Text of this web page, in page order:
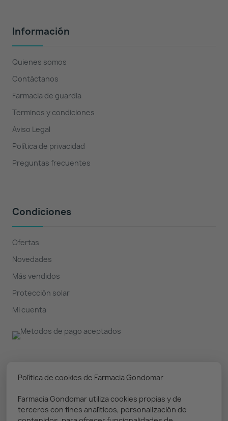
Información
Quienes somos
Contáctanos
Farmacia de guardia
Terminos y condiciones
Aviso Legal
Política de privacidad
Preguntas frecuentes
Condiciones
Ofertas
Novedades
Más vendidos
Protección solar
Mi cuenta
Nuestro boletín
Puedes darte de baja en cualquier momento. Prometemos
Política de cookies de Farmacia Gondomar
Farmacia Gondomar utiliza cookies propias y de
terceros con fines analíticos, personalización de